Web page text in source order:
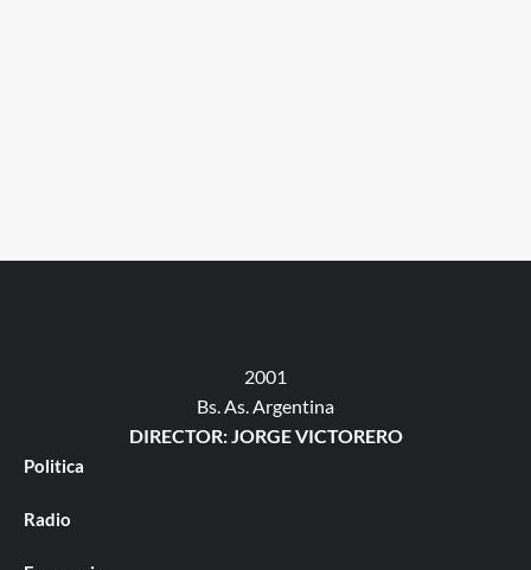
2001
Bs. As. Argentina
DIRECTOR: JORGE VICTORERO
Politica
Radio